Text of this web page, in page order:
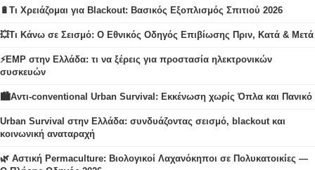
🔋Τι Χρειάζομαι για Blackout: Βασικός Εξοπλισμός Σπιτιού 2026
💥Τι Κάνω σε Σεισμό: Ο Εθνικός Οδηγός Επιβίωσης Πριν, Κατά & Μετά
⚡EMP στην Ελλάδα: τι να ξέρεις για προστασία ηλεκτρονικών
συσκευών
🏙️Αντι-conventional Urban Survival: Εκκένωση χωρίς Όπλα και Πανικό
Urban Survival στην Ελλάδα: συνδυάζοντας σεισμό, blackout και
κοινωνική αναταραχή
🌿 Αστική Permaculture: Βιολογικοί Λαχανόκηποι σε Πολυκατοικίες —